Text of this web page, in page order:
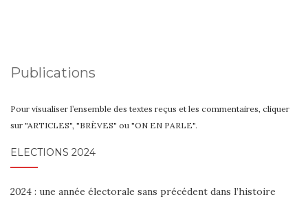
Publications
Pour visualiser l’ensemble des textes reçus et les commentaires, cliquer
sur "ARTICLES", "BRÈVES" ou "ON EN PARLE".
ELECTIONS 2024
2024 : une année électorale sans précédent dans l’histoire